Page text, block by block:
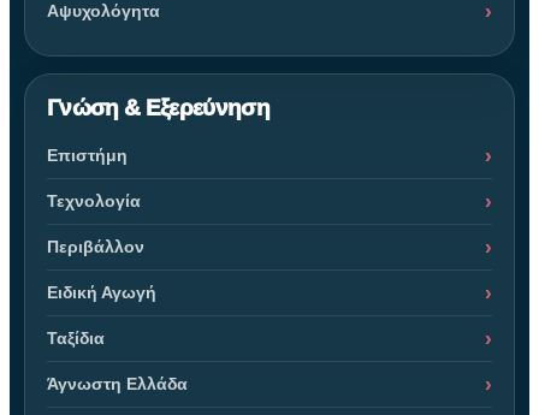
Αψυχολόγητα
Γνώση & Εξερεύνηση
Επιστήμη
Τεχνολογία
Περιβάλλον
Ειδική Αγωγή
Ταξίδια
Άγνωστη Ελλάδα